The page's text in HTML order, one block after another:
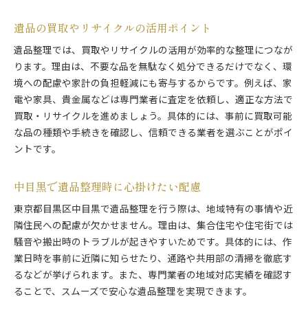
遺品の買取やリサイクルの活用ポイント
遺品整理では、買取やリサイクルの活用が効率的な整理につなが
ります。理由は、不要な品を無駄なく処分できるだけでなく、環
境への配慮や家計の負担軽減にも寄与するからです。例えば、家
電や家具、貴金属などは専門業者に査定を依頼し、適正な方法で
買取・リサイクルを進めましょう。具体的には、事前に買取可能
な品の種類や手続きを確認し、信頼できる業者を選ぶことがポイ
ントです。
中目黒で遺品整理時に心掛けたい配慮
東京都目黒区中目黒で遺品整理を行う際は、地域特有の事情や近
隣住民への配慮が欠かせません。理由は、集合住宅や住宅街では
騒音や搬出時のトラブルが起きやすいためです。具体的には、作
業日時を事前に近隣に知らせたり、通路や共用部の清掃を徹底す
るなどが挙げられます。また、専門業者の地域対応実績を確認す
ることで、スムーズで安心な遺品整理を実現できます。